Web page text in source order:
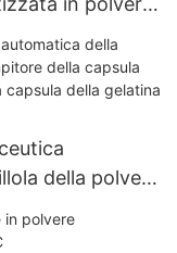
NJP
della polvere
Macchina di
gelatina Njp